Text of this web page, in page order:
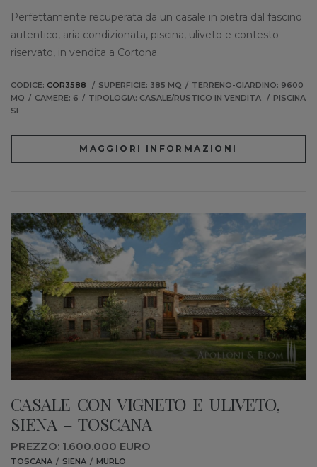
Perfettamente recuperata da un casale in pietra dal fascino
autentico, aria condizionata, piscina, uliveto e contesto
riservato, in vendita a Cortona.
CODICE: COR3588 SUPERFICIE: 385 MQ
TERRENO-GIARDINO: 9600
MQ
CAMERE: 6 TIPOLOGIA: CASALE/RUSTICO IN VENDITA
PISCINA
SI
MAGGIORI INFORMAZIONI
CASALE CON VIGNETO E ULIVETO,
SIENA – TOSCANA
PREZZO: 1.600.000 EURO
TOSCANA SIENA MURLO